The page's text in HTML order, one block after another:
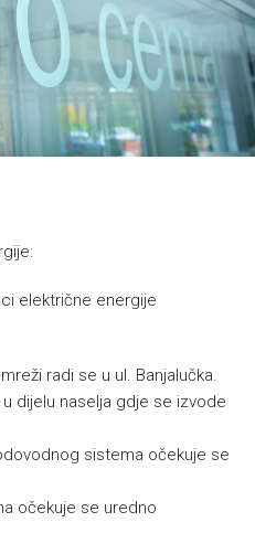
električne energije
radi se u ul. Banjalučka.
dijelu naselja gdje se izvode
sistema očekuje se
očekuje se uredno